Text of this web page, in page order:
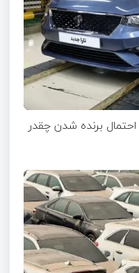
برنده شدن چقدر